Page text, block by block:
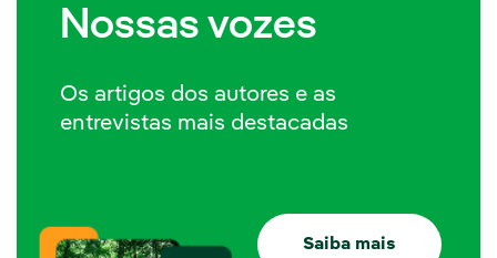
Nossas vozes
Os artigos dos autores e as
entrevistas mais destacadas
Saiba mais